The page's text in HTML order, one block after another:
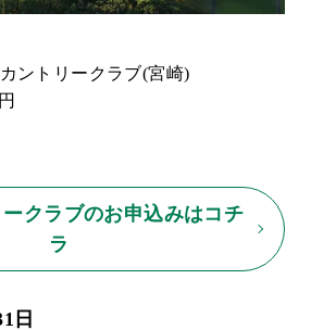
ントリークラブ(宮崎)
クラブのお申込みはコチ
ラ
日